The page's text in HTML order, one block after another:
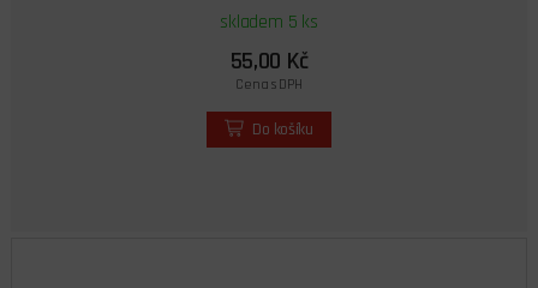
skladem 5 ks
55,00 Kč
Cena s DPH
Do košíku